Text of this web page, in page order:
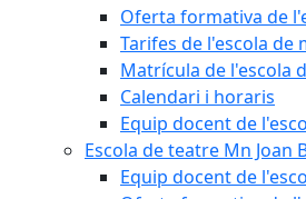
Oferta formativa de
Tarifes de l'escola de
Matrícula de l'escola
Calendari i horaris
Equip docent de
Escola de teatre Mn Joan
Equip docent de